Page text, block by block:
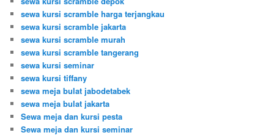
sewa kursi scramble harga terjangkau
sewa kursi scramble jakarta
sewa kursi scramble murah
sewa kursi scramble tangerang
sewa kursi seminar
sewa kursi tiffany
sewa meja bulat jabodetabek
sewa meja bulat jakarta
Sewa meja dan kursi pesta
Sewa meja dan kursi seminar